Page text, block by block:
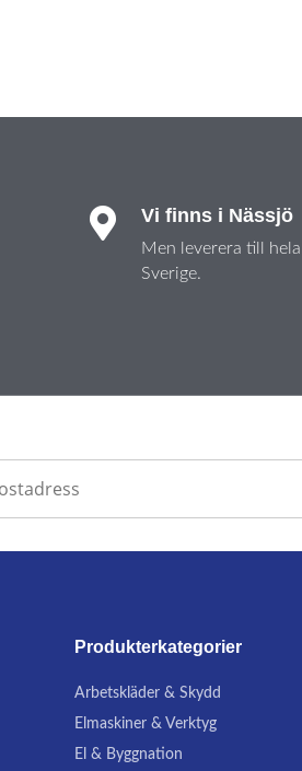
 Vi finns i Nässjö
Men leverera till hela
Sverige.
Produkterkategorier
Arbetskläder & Skydd
Elmaskiner & Verktyg
El & Byggnation